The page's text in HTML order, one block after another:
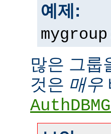
예제:
많은 그룹
것은 매우